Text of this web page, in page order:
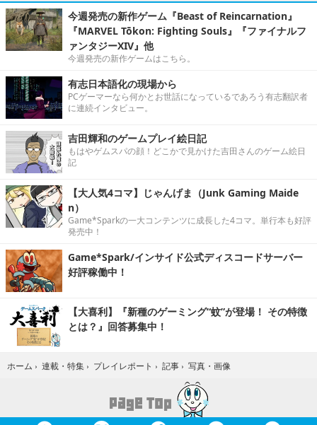
今週発売の新作ゲーム『Beast of Reincarnation』
『MARVEL Tōkon: Fighting Souls』『ファイナルフ
ァンタジーXIV』他
今週発売の新作ゲームはこちら。
有志日本語化の現場から
PCゲーマーなら何かとお世話になっているであろう有志翻訳者
に連続インタビュー。
吉田輝和のゲームプレイ絵日記
もはやゲムスパの顔！どこかで見かけた吉田さんのゲーム絵日
記
【大人気4コマ】じゃんげま（Junk Gaming Maide
n）
Game*Sparkの一大コンテンツに成長した4コマ。単行本も好評
発売中！
Game*Spark/インサイド公式ディスコードサーバー
好評稼働中！
【大喜利】『新種のゲーミング“蚊”が登場！ その特徴
とは？』回答募集中！
ホーム › 連載・特集 › プレイレポート › 記事 › 写真・画像